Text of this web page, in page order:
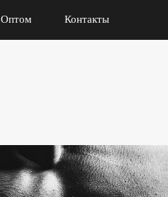
Оптом Контакты